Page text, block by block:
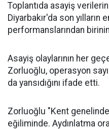
Toplantıda asayiş
Diyarbakır'da son yılların
performanslarından
Asayiş olaylarının her
Zorluoğlu, operasyon
da yansıdığını ifade etti.
Zorluoğlu "Kent
eğiliminde. Aydınlatma